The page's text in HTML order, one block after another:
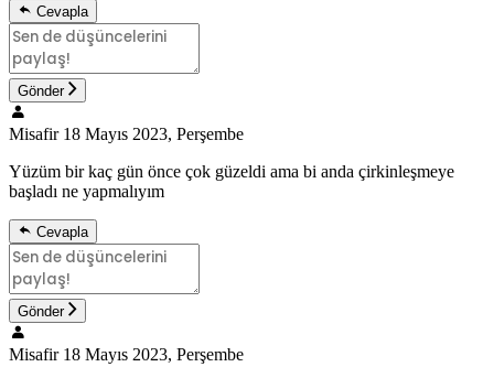
Cevapla
Gönder
Misafir 18 Mayıs 2023, Perşembe
Yüzüm bir kaç gün önce çok güzeldi ama bi anda çirkinleşmeye
başladı ne yapmalıyım
Cevapla
Gönder
Misafir 18 Mayıs 2023, Perşembe